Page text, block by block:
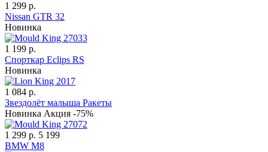
1 299 р.
Nissan GTR 32
Новинка
1 199 р.
Спорткар Eclips RS
Новинка
1 084 р.
Звездолёт малыша Ракеты
Новинка Акция -75%
1 299 р. 5 199
BMW M8